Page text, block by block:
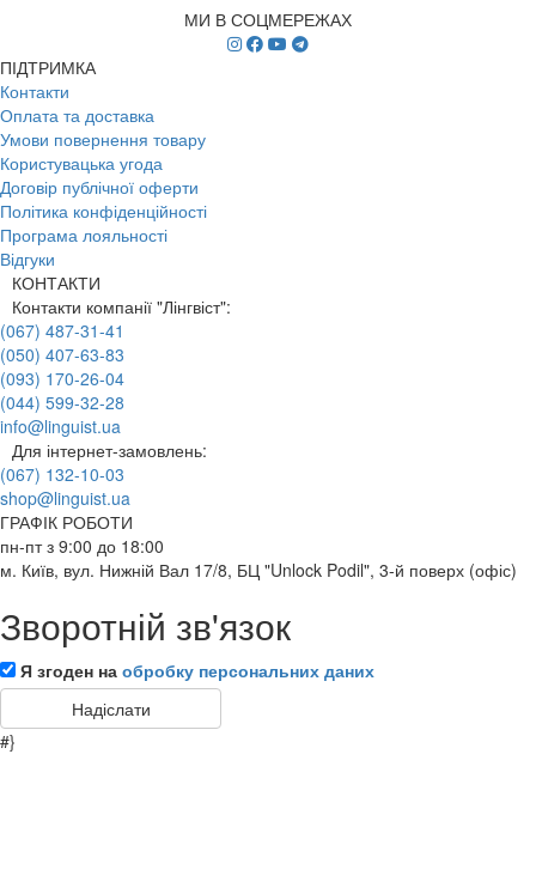
МИ В СОЦМЕРЕЖАХ
ПІДТРИМКА
Контакти
Оплата та доставка
Умови повернення товару
Користувацька угода
Договір публічної оферти
Політика конфіденційності
Програма лояльності
Відгуки
КОНТАКТИ
Контакти компанії "Лінгвіст":
(067) 487-31-41
(050) 407-63-83
(093) 170-26-04
(044) 599-32-28
info@linguist.ua
Для інтернет-замовлень:
(067) 132-10-03
shop@linguist.ua
ГРАФІК РОБОТИ
пн-пт з 9:00 до 18:00
м. Київ, вул. Нижній Вал 17/8, БЦ "Unlock Podil", 3-й поверх (офіс)
Зворотній зв'язок
Я згоден на обробку персональних даних
#}